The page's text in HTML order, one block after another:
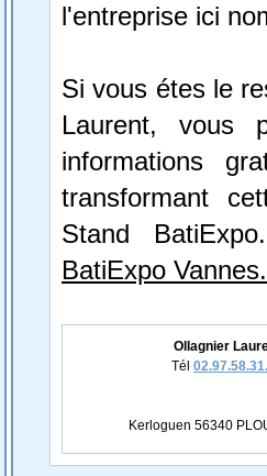
l'entreprise ici
Si vous étes le
Laurent, vous
informations
transformant
Stand
BatiExpo Vannes.
Ollagnier
Tél
Kerloguen 56340